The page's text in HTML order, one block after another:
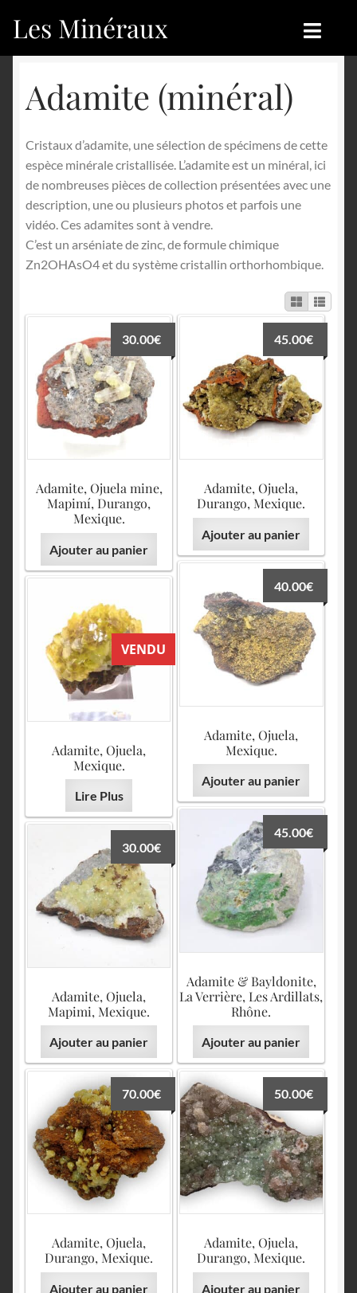
Aller
à
navigation
Aller
au
Les Minéraux
Catégories
Nouveautés
Achat
Mon compte
Français
English
Boutique
Nouveautés
Blog
Achat
Sites amis
Adamite (minéral)
Cristaux d’adamite, une sélection de spécimens de cette
espèce minérale cristallisée. L’adamite est un minéral, ici
de nombreuses pièces de collection présentées avec une
description, une ou plusieurs photos et parfois une
vidéo. Ces adamites sont à vendre.
C’est un arséniate de zinc, de formule chimique
Zn2OHAsO4 et du système cristallin orthorhombique.
Adamite, Ojuela mine,
Mapimí, Durango,
Mexique.
30.00€
Ajouter au panier
Adamite, Ojuela,
Durango, Mexique.
45.00€
Ajouter au panier
Adamite, Ojuela,
Mexique.
40.00€
Ajouter au panier
VENDU
Adamite, Ojuela,
Mexique.
Lire Plus
Adamite & Bayldonite,
La Verrière, Les Ardillats,
Rhône.
45.00€
Ajouter au panier
Adamite, Ojuela,
Mapimi, Mexique.
30.00€
Ajouter au panier
Adamite, Ojuela,
Durango, Mexique.
70.00€
Ajouter au panier
Adamite, Ojuela,
Durango, Mexique.
50.00€
Ajouter au panier